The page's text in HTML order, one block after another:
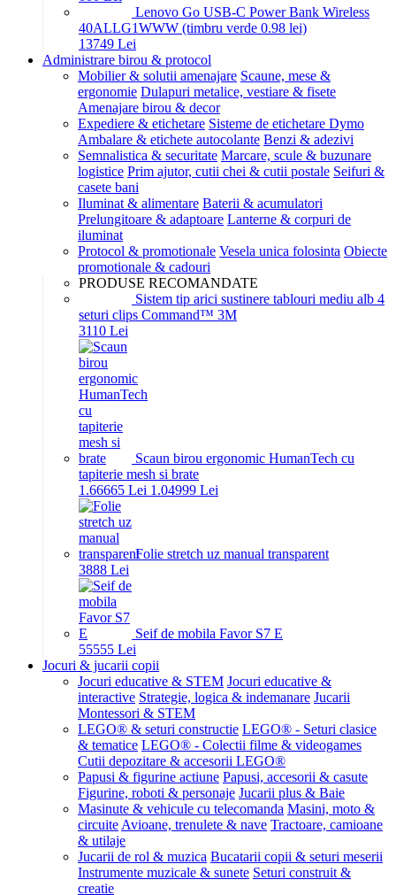
Lenovo Go USB-C Power Bank Wireless
40ALLG1WWW (timbru verde 0.98 lei)
13749 Lei
Administrare birou & protocol
Mobilier & solutii amenajare Scaune, mese &
ergonomie Dulapuri metalice, vestiare & fisete
Amenajare birou & decor
Expediere & etichetare Sisteme de etichetare Dymo
Ambalare & etichete autocolante Benzi & adezivi
Semnalistica & securitate Marcare, scule & buzunare
logistice Prim ajutor, cutii chei & cutii postale Seifuri &
casete bani
Iluminat & alimentare Baterii & acumulatori
Prelungitoare & adaptoare Lanterne & corpuri de
iluminat
Protocol & promotionale Vesela unica folosinta Obiecte
promotionale & cadouri
PRODUSE RECOMANDATE
Sistem tip arici sustinere tablouri mediu alb 4
seturi clips Command™ 3M
3110 Lei
Scaun birou ergonomic HumanTech cu
tapiterie mesh si brate
1.66665 Lei 1.04999 Lei
Folie stretch uz manual transparent
3888 Lei
Seif de mobila Favor S7 E
55555 Lei
Jocuri & jucarii copii
Jocuri educative & STEM Jocuri educative &
interactive Strategie, logica & indemanare Jucarii
Montessori & STEM
LEGO® & seturi constructie LEGO® - Seturi clasice
& tematice LEGO® - Colectii filme & videogames
Cutii depozitare & accesorii LEGO®
Papusi & figurine actiune Papusi, accesorii & casute
Figurine, roboti & personaje Jucarii plus & Baie
Masinute & vehicule cu telecomanda Masini, moto &
circuite Avioane, trenulete & nave Tractoare, camioane
& utilaje
Jucarii de rol & muzica Bucatarii copii & seturi meserii
Instrumente muzicale & sunete Seturi construit &
creatie